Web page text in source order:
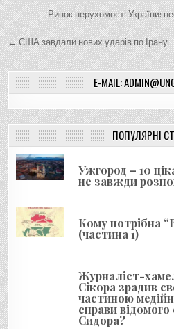
Н
а
в
і
г
а
ц
і
я
з
а
п
и
с
і
в
Ринок нерухомості України:
← США завдали нових ударів по Ірану
E-MAIL:
ПОПУЛЯРНІ
Ужгород – 10
не завжди
Кому потрібна
(частина 1)
Журналіст-
Сікора зрадив
частиною
справи
Сидора?